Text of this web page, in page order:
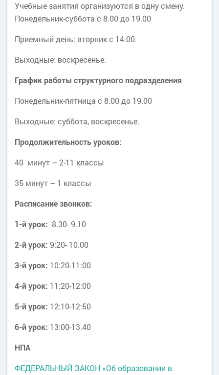
Учебные занятия организуются в одну смену.
Понедельник-суббота с 8.00 до 19.00
Приемный день: вторник с 14.00.
Выходные: воскресенье.
График работы структурного подразделения
Понедельник-пятница с 8.00 до 19.00
Выходные: суббота, воскресенье.
Продолжительность уроков:
40 минут – 2-11 классы
35 минут – 1 классы
Расписание звонков:
1-й урок: 8.30- 9.10
2-й урок: 9:20- 10.00
3-й урок: 10:20-11:00
4-й урок: 11:20-12:00
5-й урок: 12:10-12:50
6-й урок: 13:00-13.40
НПА
ФЕДЕРАЛЬНЫЙ ЗАКОН «Об образовании в